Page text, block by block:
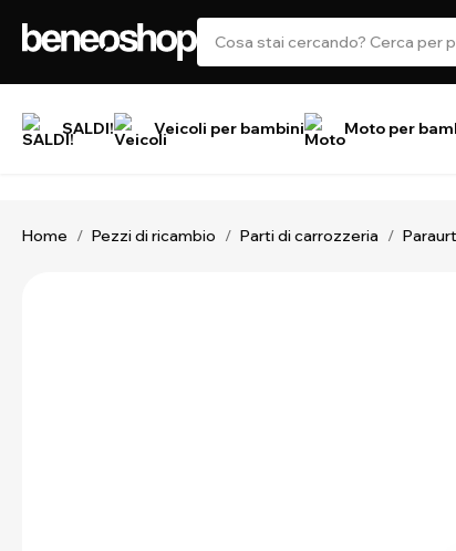
SALDI! Veicoli per bambini Moto per
Home / Pezzi di ricambio / Parti di carrozzeria /